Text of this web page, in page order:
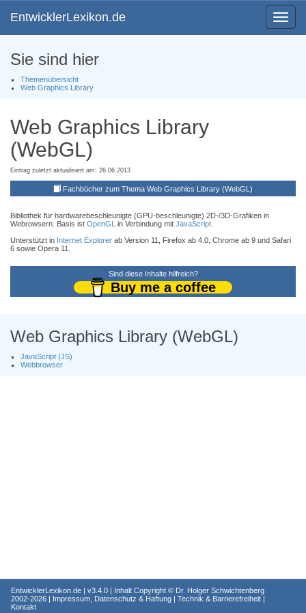
Toggle
EntwicklerLexikon.de
Sie sind hier
Themenübersicht
Web Graphics Library
Web Graphics Library
(WebGL)
Eintrag zuletzt aktualisiert am: 26.06.2013
Fachbücher zum Thema Web Graphics Library (WebGL)
Bibliothek für hardwarebeschleunigte (GPU-beschleunigte) 2D-/3D-Grafiken in
Webrowsern. Basis ist OpenGL in Verbindung mit JavaScript
Unterstützt in Internet Explorer ab Version 11, Firefox ab 4.0, Chrome ab 9 und Safari
6 sowie Opera 11.
Sind diese Inhalte hilfreich?
Buy me a coffee
Web Graphics Library (WebGL)
JavaScript (JS)
Webbrowser
EntwicklerLexikon.de | v3.4.0 | Inhalt Copyright © Dr. Holger Schwichtenberg
2002-2026 | Impressum, Datenschutz & Haftung | Technik & Barrierefreiheit |
Kontakt